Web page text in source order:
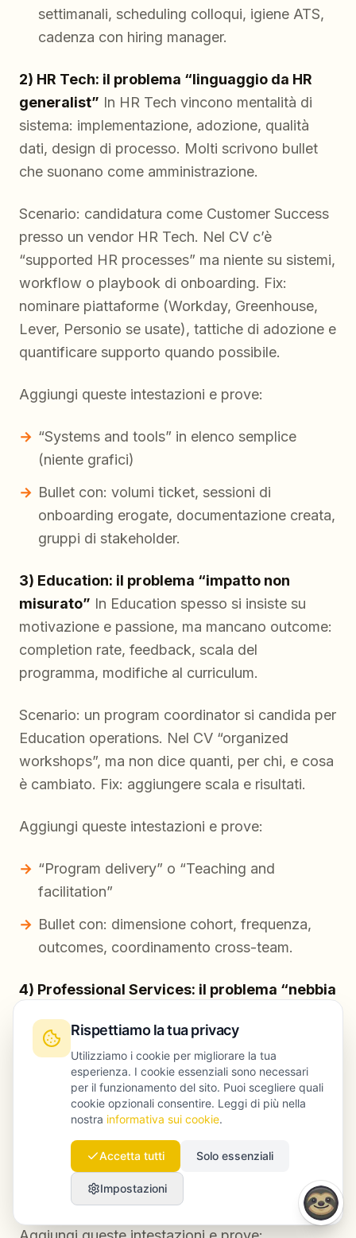
settimanali, scheduling colloqui, igiene ATS,
cadenza con hiring manager.
2) HR Tech: il problema “linguaggio da HR
generalist” In HR Tech vincono mentalità di
sistema: implementazione, adozione, qualità
dati, design di processo. Molti scrivono bullet
che suonano come amministrazione.
Scenario: candidatura come Customer Success
presso un vendor HR Tech. Nel CV c’è
“supported HR processes” ma niente su sistemi,
workflow o playbook di onboarding. Fix:
nominare piattaforme (Workday, Greenhouse,
Lever, Personio se usate), tattiche di adozione e
quantificare supporto quando possibile.
Aggiungi queste intestazioni e prove:
“Systems and tools” in elenco semplice
(niente grafici)
Bullet con: volumi ticket, sessioni di
onboarding erogate, documentazione creata,
gruppi di stakeholder.
3) Education: il problema “impatto non
misurato” In Education spesso si insiste su
motivazione e passione, ma mancano outcome:
completion rate, feedback, scala del
programma, modifiche al curriculum.
Scenario: un program coordinator si candida per
Education operations. Nel CV “organized
workshops”, ma non dice quanti, per chi, e cosa
è cambiato. Fix: aggiungere scala e risultati.
Aggiungi queste intestazioni e prove:
“Program delivery” o “Teaching and
facilitation”
Bullet con: dimensione cohort, frequenza,
outcomes, coordinamento cross-team.
4) Professional Services: il problema “nebbia
altisonante ma vago. I recruiter vogliono
deliverable, metodo e contesto cliente senza
violare confidenzialità.
Scenario: “supported strategic initiatives for
clients”. Il team non capisce cosa hai prodotto
davvero. Fix: specificare artifact: deck, modelli,
process map, sintesi ricerche, workshop.
Rispettiamo la tua privacy
Utilizziamo i cookie per migliorare la tua
esperienza. I cookie essenziali sono necessari
per il funzionamento del sito. Puoi scegliere quali
cookie opzionali consentire. Leggi di più nella
nostra informativa sui cookie.
Accetta tutti Solo essenziali
Impostazioni